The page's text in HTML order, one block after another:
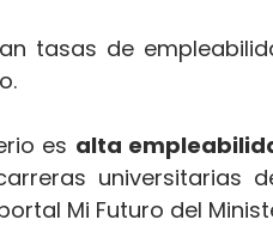
tasas de
es alta
universitarias
Mi Futuro del